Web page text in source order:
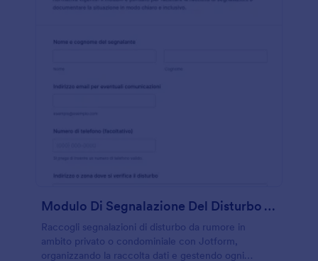
Modulo Di Segnalazione Del Disturbo Acustico
Raccogli segnalazioni di disturbo da rumore in
ambito privato o condominiale con Jotform,
organizzando la raccolta dati e gestendo ogni